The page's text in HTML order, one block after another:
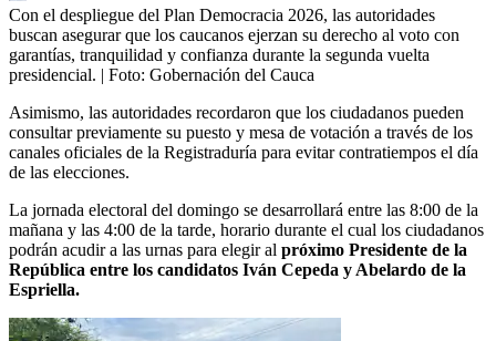
Con el despliegue del Plan Democracia 2026, las autoridades
buscan asegurar que los caucanos ejerzan su derecho al voto con
garantías, tranquilidad y confianza durante la segunda vuelta
presidencial. | Foto: Gobernación del Cauca
Asimismo, las autoridades recordaron que los ciudadanos pueden
consultar previamente su puesto y mesa de votación a través de los
canales oficiales de la Registraduría para evitar contratiempos el día
de las elecciones.
La jornada electoral del domingo se desarrollará entre las 8:00 de la
mañana y las 4:00 de la tarde, horario durante el cual los ciudadanos
podrán acudir a las urnas para elegir al próximo Presidente de la
República entre los candidatos Iván Cepeda y Abelardo de la
Espriella.